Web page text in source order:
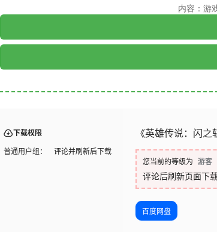
内容：游
下载权限
普通用户组： 评论并刷新后下载
《英雄传说：闪
您当前的等级为 游客
评论后刷新页面下
百度网盘